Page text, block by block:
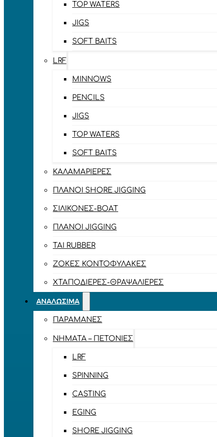
TOP WATERS
JIGS
SOFT BAITS
LRF
MINNOWS
PENCILS
JIGS
TOP WATERS
SOFT BAITS
ΚΑΛΑΜΑΡΙΈΡΕΣ
ΠΛΆΝΟΙ SHORE JIGGING
ΣΙΛΙΚΌΝΕΣ-BOAT
ΠΛΆΝΟΙ JIGGING
TAI RUBBER
ΖΌΚΕΣ ΚΟΝΤΟΦΎΛΑΚΕΣ
ΧΤΑΠΟΔΙΈΡΕΣ-ΘΡΑΨΑΛΙΈΡΕΣ
ΑΝΑΛΏΣΙΜΑ
ΠΑΡΑΜΆΝΕΣ
ΝΉΜΑΤΑ – ΠΕΤΟΝΙΈΣ
LRF
SPINNING
CASTING
EGING
SHORE JIGGING